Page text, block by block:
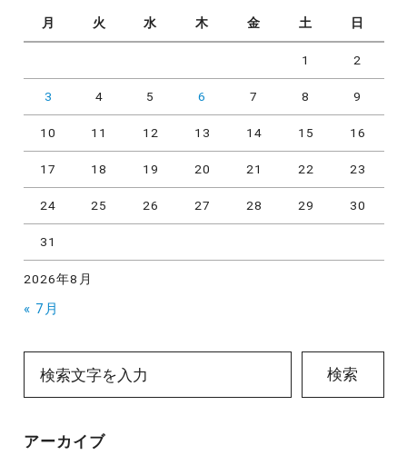
2026年8月
月 火 水 木 金 土 日
1 2
3 4 5 6 7 8 9
10 11 12 13 14 15 16
17 18 19 20 21 22 23
24 25 26 27 28 29 30
31
« 7月
検索
アーカイブ